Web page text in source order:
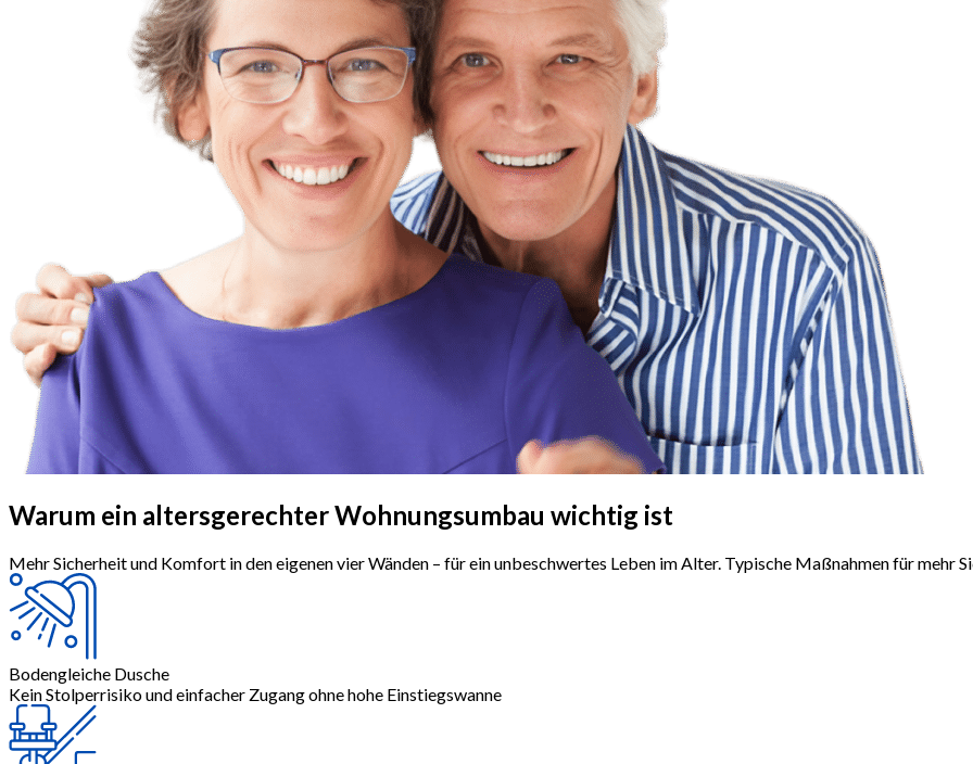
Warum ein altersgerechterWohnungsumbau wichtig ist
Mehr Sicherheit und Komfort in den eigenen vier Wänden – für ein unbeschwertes Leben im Alter. Typische Maßnahmen für mehr
Bodengleiche Dusche
Kein Stolperrisiko und einfacher Zugang ohne hohe Einstiegswanne